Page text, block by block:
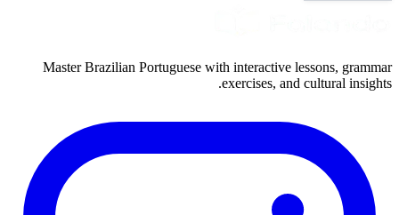
Master Brazilian Portuguese with interactive lessons, grammar
exercises, and cultural insights.